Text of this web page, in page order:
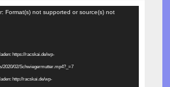
Format(s) not supported or source(s) not
https://racskai.de/wp-
2020/02/Schwiegermutter.mp4?_=7
http://racskai.de/wp-